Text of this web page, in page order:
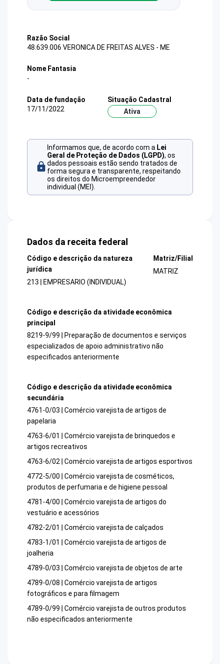
Razão Social
48.639.006 VERONICA DE FREITAS ALVES - ME
Nome Fantasia
-
Data de fundação
17/11/2022
Situação Cadastral
Ativa
Informamos que, de acordo com a Lei
Geral de Proteção de Dados (LGPD), os
dados pessoais estão sendo tratados de
forma segura e transparente, respeitando
os direitos do Microempreendedor
individual (MEI).
Dados da receita federal
Código e descrição da natureza
jurídica
213 | EMPRESARIO (INDIVIDUAL)
Matriz/Filial
MATRIZ
Código e descrição da atividade econômica
principal
8219-9/99 | Preparação de documentos e serviços
especializados de apoio administrativo não
especificados anteriormente
Código e descrição da atividade econômica
secundária
4761-0/03 | Comércio varejista de artigos de
papelaria
4763-6/01 | Comércio varejista de brinquedos e
artigos recreativos
4763-6/02 | Comércio varejista de artigos esportivos
4772-5/00 | Comércio varejista de cosméticos,
produtos de perfumaria e de higiene pessoal
4781-4/00 | Comércio varejista de artigos do
vestuário e acessórios
4782-2/01 | Comércio varejista de calçados
4783-1/01 | Comércio varejista de artigos de
joalheria
4789-0/03 | Comércio varejista de objetos de arte
4789-0/08 | Comércio varejista de artigos
fotográficos e para filmagem
4789-0/99 | Comércio varejista de outros produtos
não especificados anteriormente